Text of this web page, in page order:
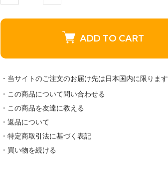
ADD TO CART
・当サイトのご注文のお届け先は日本国内に限ります
・この商品について問い合わせる
・この商品を友達に教える
・返品について
・特定商取引法に基づく表記
・買い物を続ける